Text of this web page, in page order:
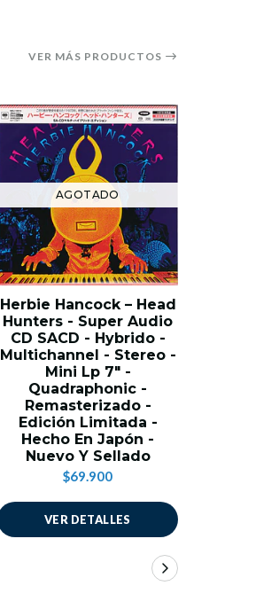
VER MÁS PRODUCTOS
AGOTADO
Herbie Hancock – Head
Hunters - Super Audio
CD SACD - Hybrido -
Multichannel - Stereo -
Mini Lp 7" -
Quadraphonic -
Remasterizado -
Edición Limitada -
Hecho En Japón -
Nuevo Y Sellado
$69.900
VER DETALLES